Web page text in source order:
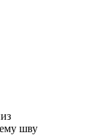
шву